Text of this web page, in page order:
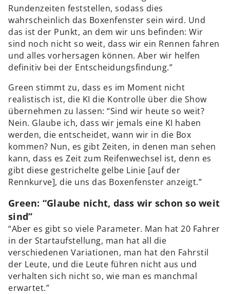
Rundenzeiten feststellen, sodass dies
wahrscheinlich das Boxenfenster sein wird. Und
das ist der Punkt, an dem wir uns befinden: Wir
sind noch nicht so weit, dass wir ein Rennen fahren
und alles vorhersagen können. Aber wir helfen
definitiv bei der Entscheidungsfindung.”
Green stimmt zu, dass es im Moment nicht
realistisch ist, die KI die Kontrolle über die Show
übernehmen zu lassen: “Sind wir heute so weit?
Nein. Glaube ich, dass wir jemals eine KI haben
werden, die entscheidet, wann wir in die Box
kommen? Nun, es gibt Zeiten, in denen man sehen
kann, dass es Zeit zum Reifenwechsel ist, denn es
gibt diese gestrichelte gelbe Linie [auf der
Rennkurve], die uns das Boxenfenster anzeigt.”
Green: “Glaube nicht, dass wir schon so weit
sind”
“Aber es gibt so viele Parameter. Man hat 20 Fahrer
in der Startaufstellung, man hat all die
verschiedenen Variationen, man hat den Fahrstil
der Leute, und die Leute führen nicht aus und
verhalten sich nicht so, wie man es manchmal
erwartet.”